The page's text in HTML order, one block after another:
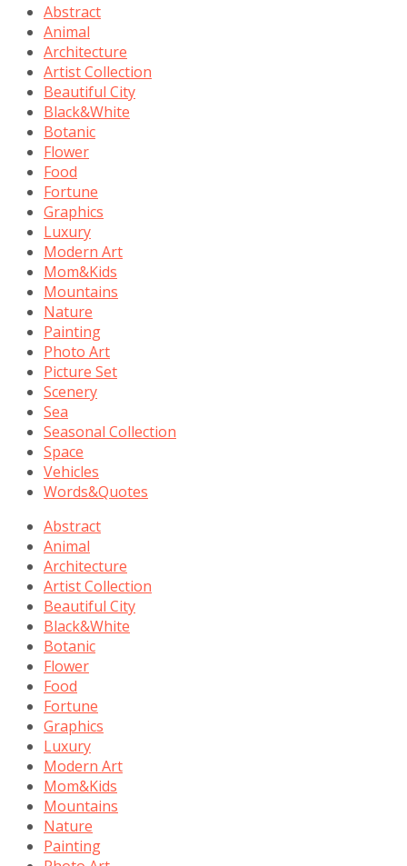
Abstract
Animal
Architecture
Artist Collection
Beautiful City
Black&White
Botanic
Flower
Food
Fortune
Graphics
Luxury
Modern Art
Mom&Kids
Mountains
Nature
Painting
Photo Art
Picture Set
Scenery
Sea
Seasonal Collection
Space
Vehicles
Words&Quotes
Abstract
Animal
Architecture
Artist Collection
Beautiful City
Black&White
Botanic
Flower
Food
Fortune
Graphics
Luxury
Modern Art
Mom&Kids
Mountains
Nature
Painting